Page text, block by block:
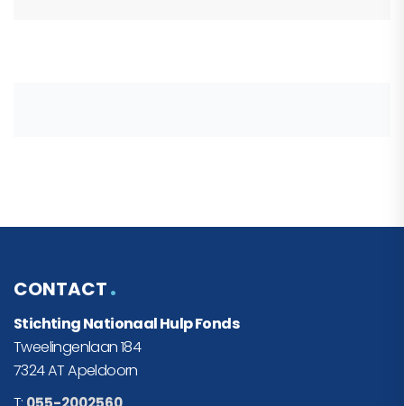
CONTACT
Stichting Nationaal Hulp Fonds
Tweelingenlaan 184
7324 AT Apeldoorn